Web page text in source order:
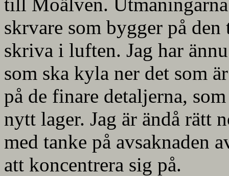
skrvare som bygger på
skriva i luften. Jag har
som ska kyla ner det som
på de finare detaljerna,
nytt lager. Jag är ändå rätt
med tanke på avsaknaden
att koncentrera sig på.